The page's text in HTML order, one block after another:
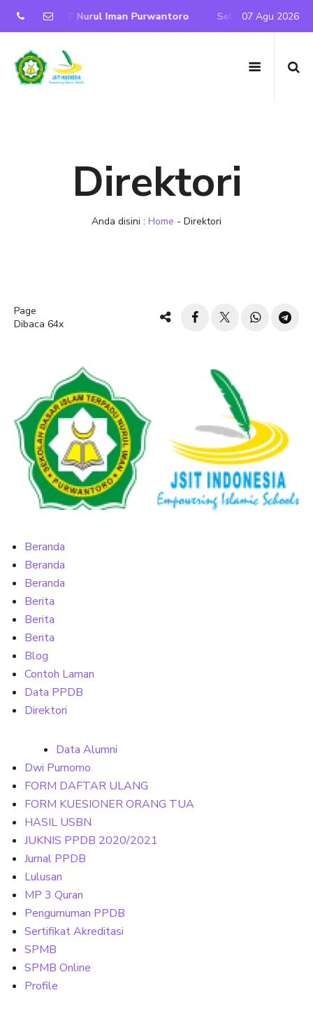
SD IT Nurul Iman Purwantoro Selamat Datang di
07 Agu 2026
Direktori
Anda disini : Home - Direktori
Page
Dibaca 64x
Beranda
Beranda
Beranda
Berita
Berita
Berita
Blog
Contoh Laman
Data PPDB
Direktori
Data Alumni
Dwi Purnomo
FORM DAFTAR ULANG
FORM KUESIONER ORANG TUA
HASIL USBN
JUKNIS PPDB 2020/2021
Jurnal PPDB
Lulusan
MP 3 Quran
Pengumuman PPDB
Sertifikat Akreditasi
SPMB
SPMB Online
Profile